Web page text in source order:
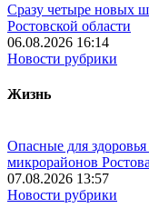
Сразу четыре новых
Ростовской области
06.08.2026 16:14
Новости рубрики
Жизнь
Опасные для
микрорайонов Ростова
07.08.2026 13:57
Новости рубрики